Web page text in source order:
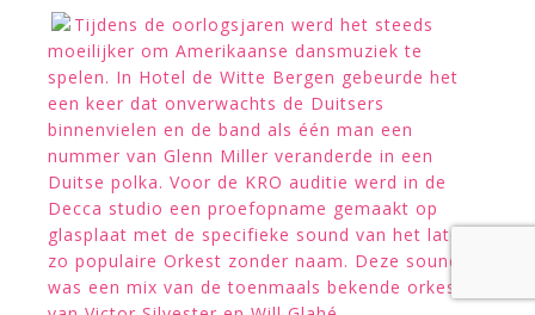
Tijdens de oorlogsjaren werd het steeds
moeilijker om Amerikaanse dansmuziek te
spelen. In Hotel de Witte Bergen gebeurde het
een keer dat onverwachts de Duitsers
binnenvielen en de band als één man een
nummer van Glenn Miller veranderde in een
Duitse polka. Voor de KRO auditie werd in de
Decca studio een proefopname gemaakt op
glasplaat met de specifieke sound van het later
zo populaire Orkest zonder naam. Deze sound
was een mix van de toenmaals bekende orkesten